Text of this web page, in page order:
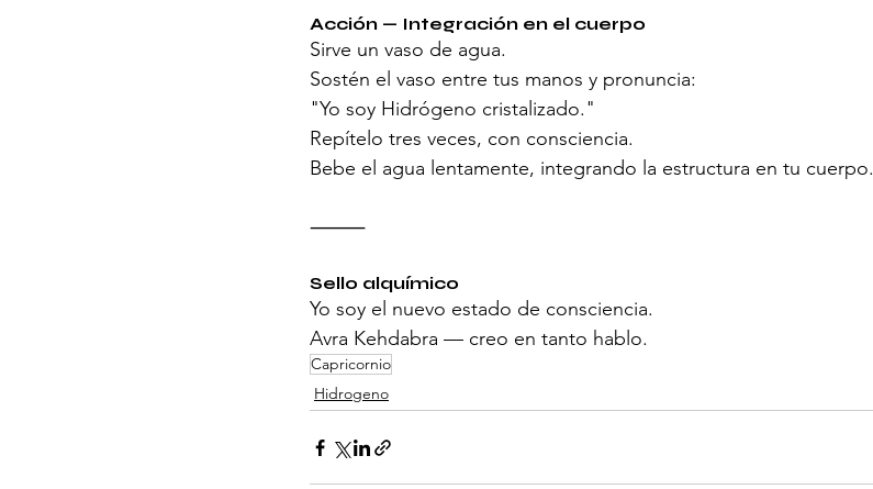
Acción — Integración en el cuerpo
Sirve un vaso de agua.
Sostén el vaso entre tus manos y pronuncia:
"Yo soy Hidrógeno cristalizado."
Repítelo tres veces, con consciencia.
Bebe el agua lentamente, integrando la estructura en tu cuerpo.
⸻
Sello alquímico
Yo soy el nuevo estado de consciencia.
Avra Kehdabra — creo en tanto hablo.
Capricornio
Hidrogeno